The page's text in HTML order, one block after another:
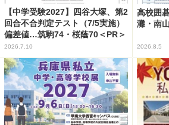
【中学受験2027】四谷大塚、第2
回合不合判定テスト（7/5実施）
偏差値…筑駒74・桜蔭70＜PR＞
2026.7.10
高校囲
灘・南
2026.8.5